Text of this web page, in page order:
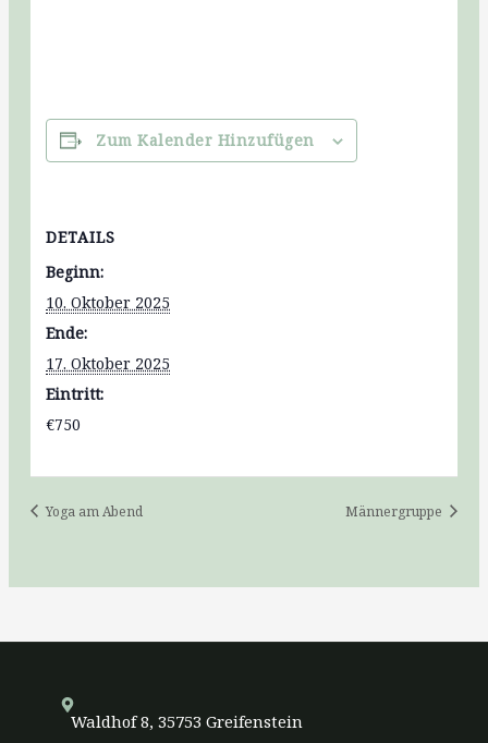
Zum Kalender Hinzufügen
DETAILS
Beginn:
10. Oktober 2025
Ende:
17. Oktober 2025
Eintritt:
€750
Yoga am Abend Männergruppe
Waldhof 8, 35753 Greifenstein